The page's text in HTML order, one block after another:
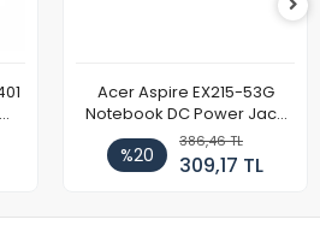
Acer Aspire EX215-53G
Notebook DC Power Jack
Soket
%20
386,46 TL
309,17 TL